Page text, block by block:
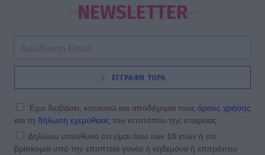
Γιλντιρίμ & Μπορά αποκαλύπτει την
INSIDE STORIES
Βαριές καμπάνες για 4 συλληφθέντες
Θεσσαλονίκη
NEWSLETTER
ΕΓΓΡΑΦΗ ΤΩΡΑ
Έχω διαβάσει, κατανοώ και αποδέχομαι τους όρους χρήσης
και τη δήλωση εχεμύθειας του ιστοτόπου της εταιρείας
Δηλώνω υπεύθυνα ότι είμαι άνω των 18 ετών ή ότι
βρίσκομαι υπό την εποπτεία γονέα ή κηδεμόνα ή επιτρόπου